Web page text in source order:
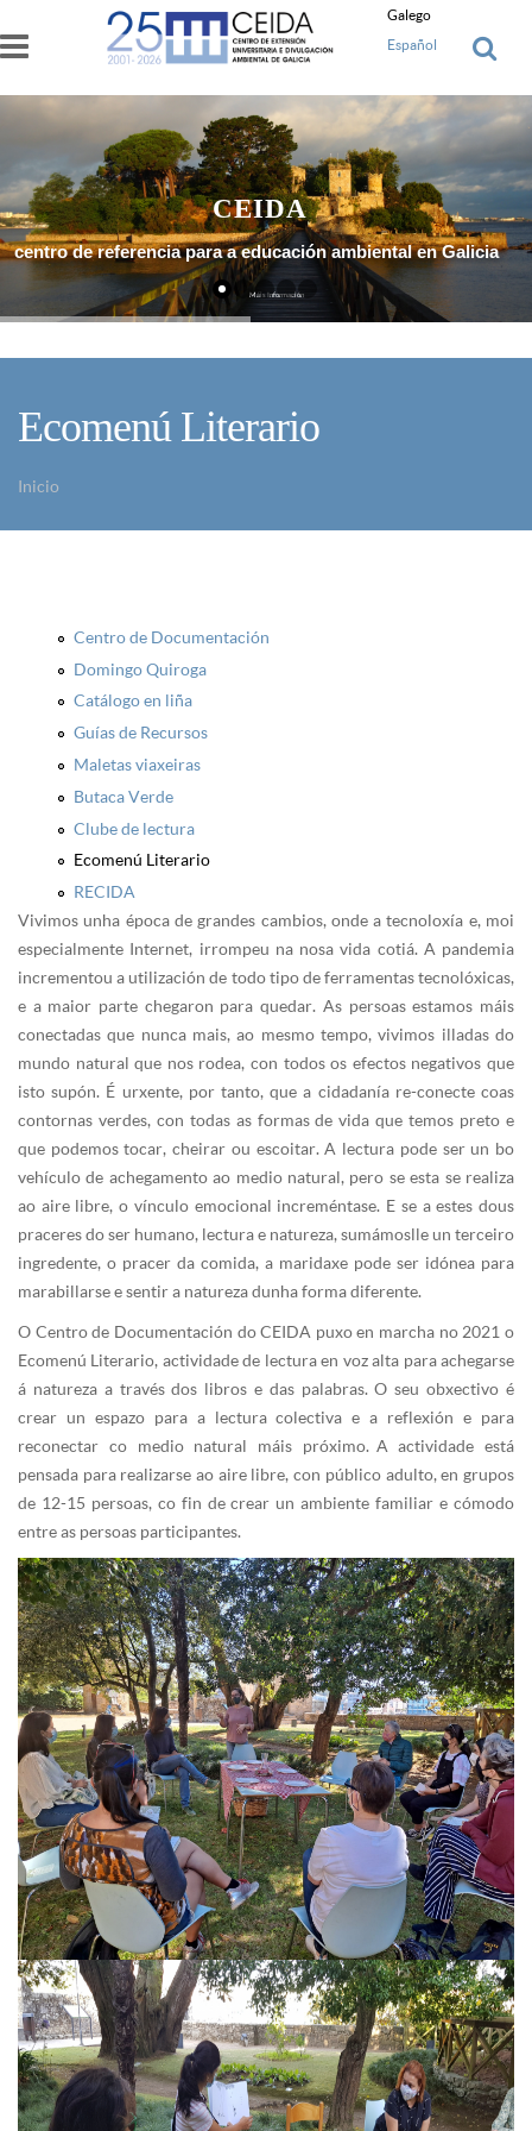
Ir o contido principal
Galego
Español
centro de referencia para a educación ambiental en Galicia
Máis Información
CEIDA
Ecomenú Literario
Inicio
Centro de Documentación
Domingo Quiroga
Catálogo en liña
Guías de Recursos
Maletas viaxeiras
Butaca Verde
Clube de lectura
Ecomenú Literario
RECIDA
Vivimos unha época de grandes cambios, onde a tecnoloxía e, moi
especialmente Internet, irrompeu na nosa vida cotiá. A pandemia
incrementou a utilización de todo tipo de ferramentas tecnolóxicas,
e a maior parte chegaron para quedar. As persoas estamos máis
conectadas que nunca mais, ao mesmo tempo, vivimos illadas do
mundo natural que nos rodea, con todos os efectos negativos que
isto supón. É urxente, por tanto, que a cidadanía re-conecte coas
contornas verdes, con todas as formas de vida que temos preto e
que podemos tocar, cheirar ou escoitar. A lectura pode ser un bo
vehículo de achegamento ao medio natural, pero se esta se realiza
ao aire libre, o vínculo emocional increméntase. E se a estes dous
praceres do ser humano, lectura e natureza, sumámoslle un terceiro
ingredente, o pracer da comida, a maridaxe pode ser idónea para
marabillarse e sentir a natureza dunha forma diferente.
O Centro de Documentación do CEIDA puxo en marcha no 2021 o
Ecomenú Literario, actividade de lectura en voz alta para achegarse
á natureza a través dos libros e das palabras. O seu obxectivo é
crear un espazo para a lectura colectiva e a reflexión e para
reconectar co medio natural máis próximo. A actividade está
pensada para realizarse ao aire libre, con público adulto, en grupos
de 12-15 persoas, co fin de crear un ambiente familiar e cómodo
entre as persoas participantes.